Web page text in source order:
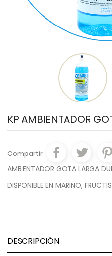
KP AMBIENTADOR
Compartir
AMBIENTADOR GOTA LARGA
DISPONIBLE EN MARINO,
DESCRIPCIÓN